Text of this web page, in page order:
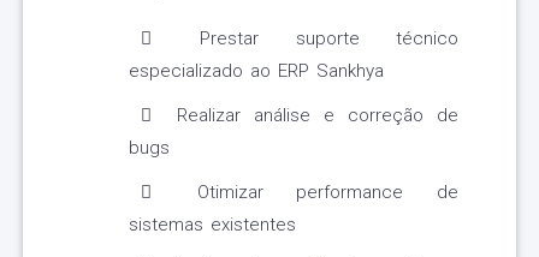
Prestar suporte técnico
especializado ao ERP Sankhya
Realizar análise e correção de
bugs
Otimizar performance de
sistemas existentes